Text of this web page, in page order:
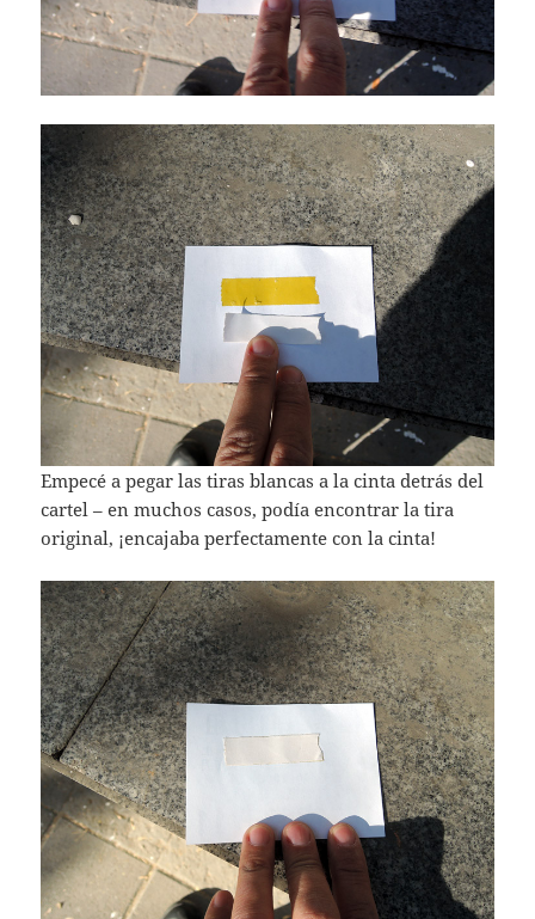
Empecé a pegar las tiras blancas a la cinta detrás del
cartel – en muchos casos, podía encontrar la tira
original, ¡encajaba perfectamente con la cinta!